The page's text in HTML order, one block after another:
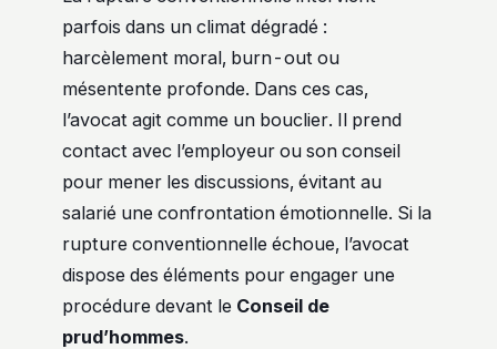
parfois dans un climat dégradé :
harcèlement moral, burn-out ou
mésentente profonde. Dans ces cas,
l’avocat agit comme un bouclier. Il prend
contact avec l’employeur ou son conseil
pour mener les discussions, évitant au
salarié une confrontation émotionnelle. Si la
rupture conventionnelle échoue, l’avocat
dispose des éléments pour engager une
procédure devant le Conseil de
prud’hommes.